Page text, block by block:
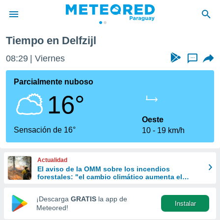
de
ha
que se
calidad.
a este
las
y
forma
digital
basada
Tiempo en Delfzijl
08:29 Viernes ...
Parcialmente nuboso
16°
Sensación de 16°
Oeste
10
19 km/h
Actualidad
El aviso de la OMM sobre los incendios
forestales: "el cambio climático aumenta el
¡Descarga GRATIS la app de
Meteored!
Instalar